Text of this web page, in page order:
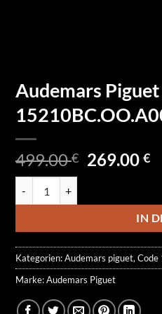
Audemars
499.00€
499.00 €
269.00€
IN
Kategorien:Audemars piguet, Code
Marke:Audemars Piguet